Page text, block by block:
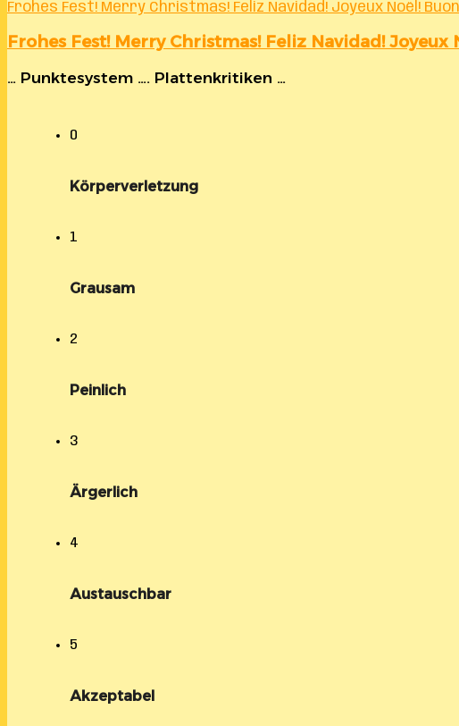
Frohes Fest! Merry Christmas! Feliz Navidad! Joyeux Noël!
Frohes Fest! Merry Christmas! Feliz Navidad! Joyeux
… Punktesystem …. Plattenkritiken …
0
Körperverletzung
1
Grausam
2
Peinlich
3
Ärgerlich
4
Austauschbar
5
Akzeptabel